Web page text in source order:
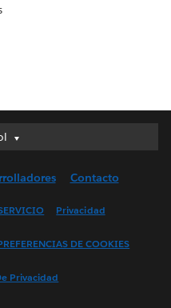
(UK)
Contacto
Privacidad
DE COOKIES
Privacidad